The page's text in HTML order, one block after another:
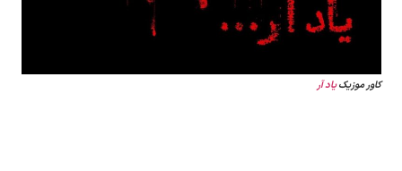
کاور موزیکیاد آر